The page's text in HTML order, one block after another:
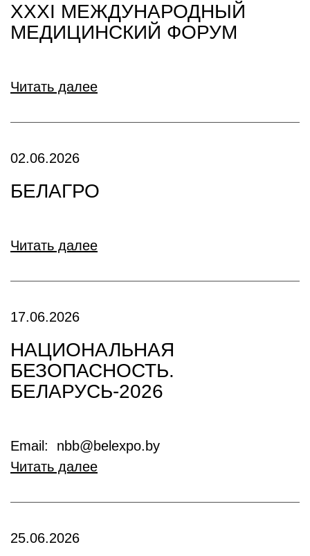
XXXI МЕЖДУНАРОДНЫЙ
МЕДИЦИНСКИЙ ФОРУМ
Читать далее
02.06.2026
БЕЛАГРО
Читать далее
17.06.2026
НАЦИОНАЛЬНАЯ
БЕЗОПАСНОСТЬ.
БЕЛАРУСЬ-2026
Email: nbb@belexpo.by
Читать далее
25.06.2026